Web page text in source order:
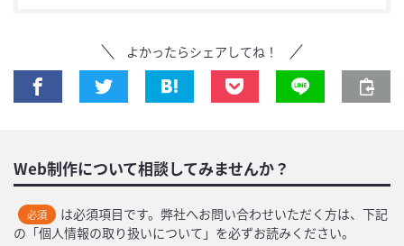
よかったらシェアしてね！
Web制作について相談してみませんか？
必須
は必須項目です。弊社へお問い合わせいただく方は、下記
の「個人情報の取り扱いについて」を必ずお読みください。